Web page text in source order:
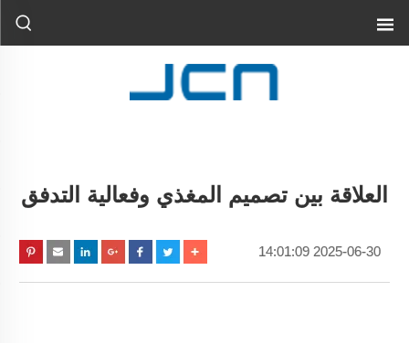
العلاقة بين تصميم المغذي وفعالية التدفق
2025-06-30 14:01:09